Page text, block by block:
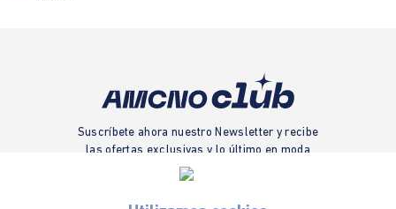
Suscríbete ahora nuestro Newsletter y recibe
las ofertas exclusivas y lo último en moda